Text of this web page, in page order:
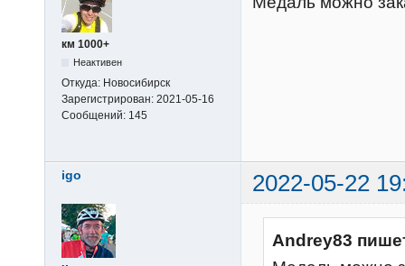
км 1000+
Неактивен
Откуда: Новосибирск
Зарегистрирован: 2021-05-16
Сообщений: 145
igo 2022-05-22
Andrey83